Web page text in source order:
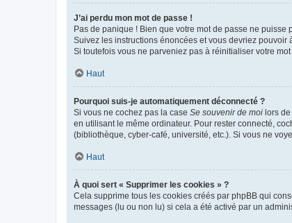
J’ai perdu mon mot de passe !
Pas de panique ! Bien que votre mot de passe ne
Suivez les instructions énoncées et vous devriez pouvoir
Si toutefois vous ne parveniez pas à réinitialiser votre
Haut
Pourquoi suis-je automatiquement déconnecté ?
Si vous ne cochez pas la case Se souvenir de moi lors
en utilisant le même ordinateur. Pour rester connecté,
(bibliothèque, cyber-café, université, etc.). Si vous ne
Haut
À quoi sert « Supprimer les cookies » ?
Cela supprime tous les cookies créés par phpBB qui
messages (lu ou non lu) si cela a été activé par un